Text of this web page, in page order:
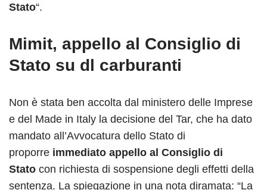
Stato“.
Mimit, appello al Consiglio di
Stato su dl carburanti
Non è stata ben accolta dal ministero delle Imprese
e del Made in Italy la decisione del Tar, che ha dato
mandato all’Avvocatura dello Stato di
proporre immediato appello al Consiglio di
Stato con richiesta di sospensione degli effetti della
sentenza. La spiegazione in una nota diramata: “La